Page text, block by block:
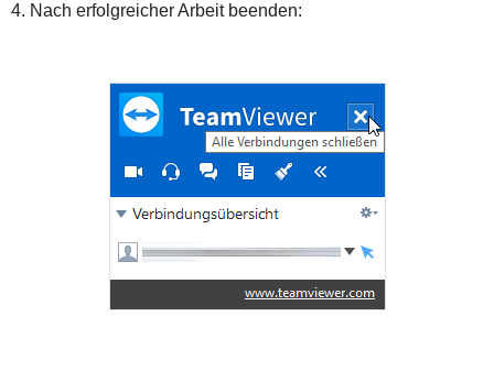
4. Nach erfolgreicher Arbeit beenden: